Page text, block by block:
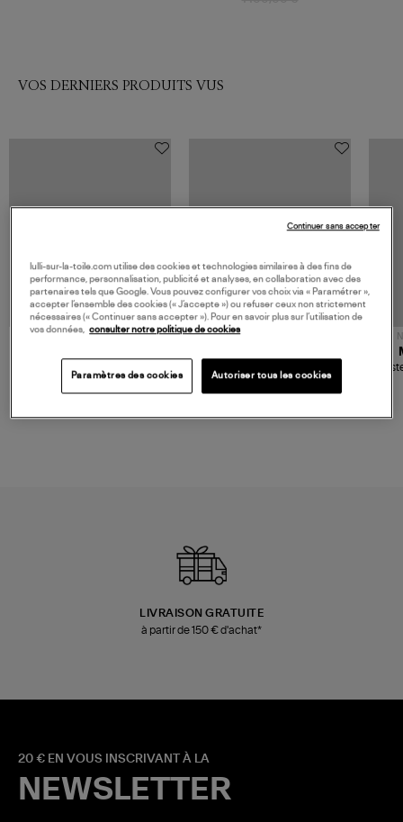
VOS DERNIERS PRODUITS VUS
Champagne
NOUVELLE COLLECTION
Mousse
LIVRAISON GRATUITE
à partir de 150 € d'achat*
20 € EN VOUS INSCRIVANT À LA
NEWSLETTER
lulli-sur-la-toile.com utilise des cookies et technologies similaires à des fins de
performance, personnalisation, publicité et analyses, en collaboration avec des
partenaires tels que Google. Vous pouvez configurer vos choix via « Paramétrer »,
accepter l’ensemble des cookies (« J’accepte ») ou refuser ceux non strictement
nécessaires (« Continuer sans accepter »). Pour en savoir plus sur l’utilisation de
vos données,
consulter notre politique de cookies
Paramètres des cookies Autoriser tous les cookies
Continuer sans accepter